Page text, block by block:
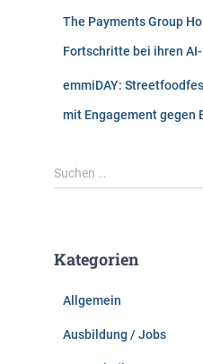
The Payments Group
Fortschritte bei ihren
emmiDAY:
mit Engagement gegen
S
u
n
Suchen …
Kategorien
Allgemein
Ausbildung / Jobs